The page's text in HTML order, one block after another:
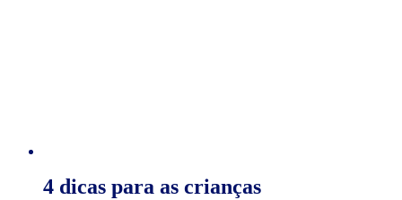
4 dicas para as crianças